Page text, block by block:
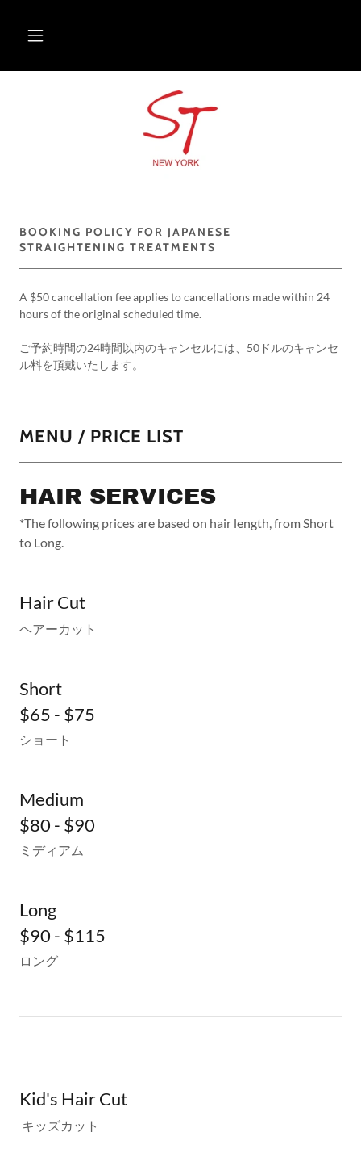
BOOKING POLICY FOR JAPANESE
STRAIGHTENING TREATMENTS
A $50 cancellation fee applies to cancellations made within 24
hours of the original scheduled time.
ご予約時間の24時間以内のキャンセルには、50ドルのキャンセ
ル料を頂戴いたします。
MENU / PRICE LIST
HAIR SERVICES
*The following prices are based on hair length, from Short
to Long.
Hair Cut
ヘアーカット
Short
$65 - $75
ショート
Medium
$80 - $90
ミディアム
Long
$90 - $115
ロング
Kid's Hair Cut
キッズカット